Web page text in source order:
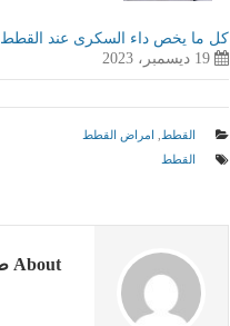
كل ما يخص داء السكرى عند القطط
19 ديسمبر، 2023
القطط
امراض القطط
القطط
About طبيبة بيطرية